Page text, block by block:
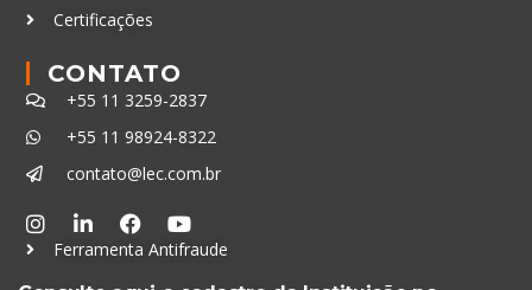
Certificações
CONTATO
+55 11 3259-2837
+55 11 98924-8322
contato@lec.com.br
Ferramenta Antifraude